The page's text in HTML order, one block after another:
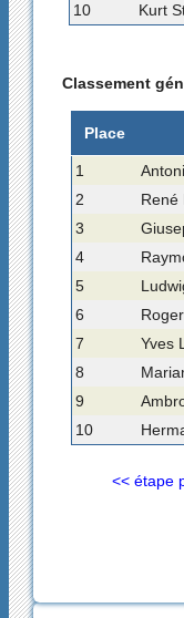
10
Kurt
Classement
Place
1
2
René
3
4
5
6
7
Yves
8
9
10
<< étape